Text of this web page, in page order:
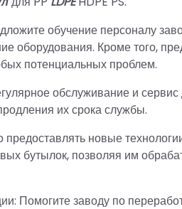
обучение персоналу
оборудования. Кроме того,
потенциальных проблем.
обслуживание и
их срока службы.
предоставлять новые
бутылок, позволяя им
Помогите заводу по